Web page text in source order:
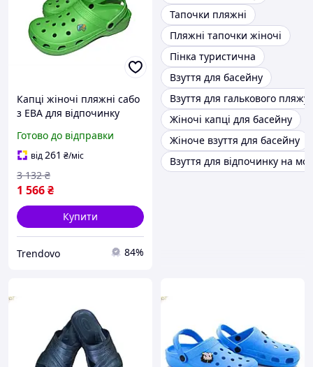
Капці жіночі пляжні сабо
з ЕВА для відпочинку
зелений колір
Готово до відправки
від261 ₴/міс
1 566₴
3 132 ₴
Купити
Trendovo 84%
Тапочки пляжні
Пляжні тапочки жіночі
Пінка туристична
Взуття для басейну
Взуття для галькового
Жіночі капці для басейну
Жіноче взуття для басейну
Взуття для відпочинку на